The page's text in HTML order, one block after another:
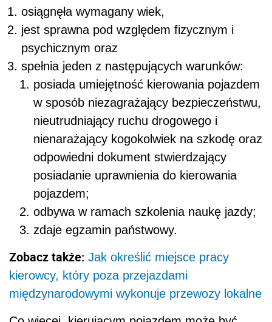
osiągnęła wymagany wiek,
jest sprawna pod względem fizycznym i
psychicznym oraz
spełnia jeden z następujących warunków:
posiada umiejętność kierowania pojazdem
w sposób niezagrażający bezpieczeństwu,
nieutrudniający ruchu drogowego i
nienarażający kogokolwiek na szkodę oraz
odpowiedni dokument stwierdzający
posiadanie uprawnienia do kierowania
pojazdem;
odbywa w ramach szkolenia naukę jazdy;
zdaje egzamin państwowy.
Zobacz także: Jak określić miejsce pracy
kierowcy, który poza przejazdami
międzynarodowymi wykonuje przewozy lokalne